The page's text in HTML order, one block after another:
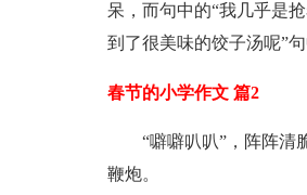
呆，而句中的“我几乎是
到了很美味的饺子汤呢”
春节的小学作文 篇2
“噼噼叭叭”，阵阵清
鞭炮。